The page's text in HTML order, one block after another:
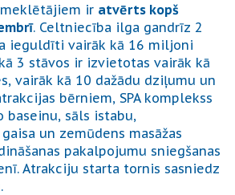
ir atvērts kopš
. Celtniecība ilga gandrīz 2
ieguldīti vairāk kā 16 miljoni
3 stāvos ir izvietotas vairāk kā
vairāk kā 10 dažādu dziļumu un
bērniem, SPA komplekss
baseinu, sāls istabu,
un zemūdens masāžas
pakalpojumu sniegšanas
Atrakciju starta tornis sasniedz